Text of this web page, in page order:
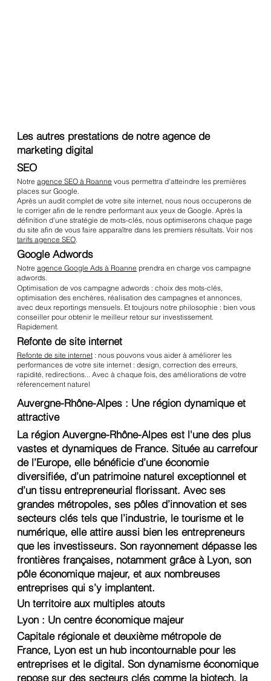
Les autres prestations de notre agence de
marketing digital
SEO
Notreagence SEO à Roanne vous permettra d'atteindre les premières
places sur Google.
Après un audit complet de votre site internet, nous nous occuperons de
le corriger afin de le rendre performant aux yeux de Google. Après la
définition d'une stratégie de mots-clés, nous optimiserons chaque page
du site afin de vous faire apparaître dans les premiers résultats. Voir nos
tarifs agence SEO.
Google Adwords
Notreagence Google Ads à Roanne prendra en charge vos campagne
adwords.
Optimisation de vos campagne adwords : choix des mots-clés,
optimisation des enchères, réalisation des campagnes et annonces,
avec deux reportings mensuels. Et toujours notre philosophie : bien vous
conseiller pour obtenir le meilleur retour sur investissement.
Rapidement.
Refonte de site internet
Refonte de site internet: nous pouvons vous aider à améliorer les
performances de votre site internet : design, correction des erreurs,
rapidité, redirections... Avec à chaque fois, des améliorations de votre
réferencement naturel
Auvergne-Rhône-Alpes : Une région dynamique et
attractive
La région Auvergne-Rhône-Alpes est l'une des plus
vastes et dynamiques de France. Située au carrefour
de l’Europe, elle bénéficie d’une économie
diversifiée, d’un patrimoine naturel exceptionnel et
d’un tissu entrepreneurial florissant. Avec ses
grandes métropoles, ses pôles d’innovation et ses
secteurs clés tels que l’industrie, le tourisme et le
numérique, elle attire aussi bien les entrepreneurs
que les investisseurs. Son rayonnement dépasse les
frontières françaises, notamment grâce à Lyon, son
pôle économique majeur, et aux nombreuses
entreprises qui s’y implantent.
Un territoire aux multiples atouts
Lyon : Un centre économique majeur
Capitale régionale et deuxième métropole de
France, Lyon est un hub incontournable pour les
entreprises et le digital. Son dynamisme économique
repose sur des secteurs clés comme la biotech, la